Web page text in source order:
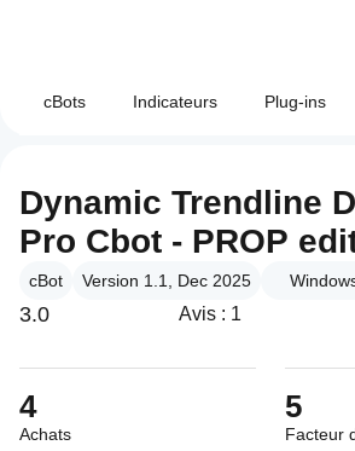
cBots Indicateurs Plug-ins
Dynamic Trendline
Pro Cbot -
cBot Version 1.1, Dec 2025
3.0 Avis : 1
4
Achats
5
Facteur